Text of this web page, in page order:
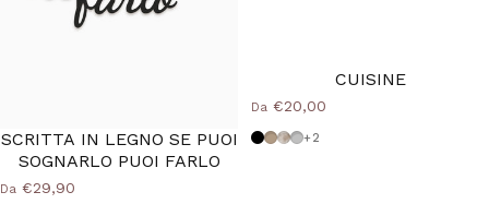
SCRITTA IN LEGNO SE PUOI
SOGNARLO PUOI FARLO
Da €29,90
CUISINE
Da €20,00
Nero
Tortora
Shabby
Grigio Medio
+2